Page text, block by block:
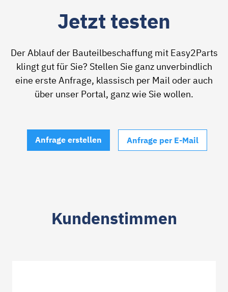
Jetzt testen
Der Ablauf der Bauteilbeschaffung mit Easy2Parts
klingt gut für Sie? Stellen Sie ganz unverbindlich
eine erste Anfrage, klassisch per Mail oder auch
über unser Portal, ganz wie Sie wollen.
Anfrage erstellen Anfrage per E-Mail
Kundenstimmen